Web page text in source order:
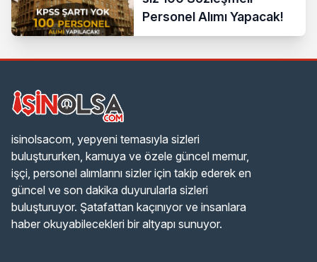
Personel Alımı Yapacak!
isinolsacom, yepyeni temasıyla sizleri
buluştururken, kamuya ve özele güncel memur,
işçi, personel alımlarını sizler için takip ederek en
güncel ve son dakika duyurularla sizleri
buluşturuyor. Şatafattan kaçınıyor ve insanlara
haber okuyabilecekleri bir altyapı sunuyor.